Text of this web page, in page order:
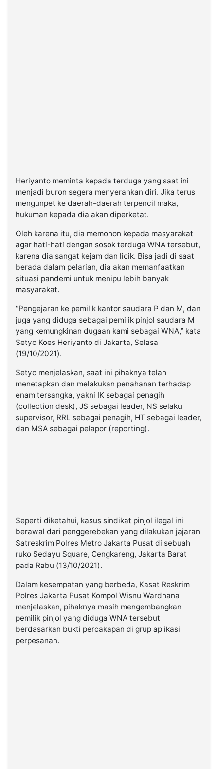
Heriyanto meminta kepada terduga yang saat ini
menjadi buron segera menyerahkan diri. Jika terus
mengunpet ke daerah-daerah terpencil maka,
hukuman kepada dia akan diperketat.
Oleh karena itu, dia memohon kepada masyarakat
agar hati-hati dengan sosok terduga WNA tersebut,
karena dia sangat kejam dan licik. Bisa jadi di saat
berada dalam pelarian, dia akan memanfaatkan
situasi pandemi untuk menipu lebih banyak
masyarakat.
“Pengejaran ke pemilik kantor saudara P dan M, dan
juga yang diduga sebagai pemilik pinjol saudara M
yang kemungkinan dugaan kami sebagai WNA,” kata
Setyo Koes Heriyanto di Jakarta, Selasa
(19/10/2021).
Setyo menjelaskan, saat ini pihaknya telah
menetapkan dan melakukan penahanan terhadap
enam tersangka, yakni IK sebagai penagih
(collection desk), JS sebagai leader, NS selaku
supervisor, RRL sebagai penagih, HT sebagai leader,
dan MSA sebagai pelapor (reporting).
Seperti diketahui, kasus sindikat pinjol ilegal ini
berawal dari penggerebekan yang dilakukan jajaran
Satreskrim Polres Metro Jakarta Pusat di sebuah
ruko Sedayu Square, Cengkareng, Jakarta Barat
pada Rabu (13/10/2021).
Dalam kesempatan yang berbeda, Kasat Reskrim
Polres Jakarta Pusat Kompol Wisnu Wardhana
menjelaskan, pihaknya masih mengembangkan
pemilik pinjol yang diduga WNA tersebut
berdasarkan bukti percakapan di grup aplikasi
perpesanan.